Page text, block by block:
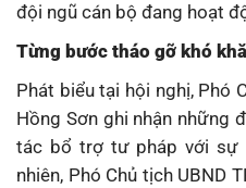
đội ngũ cán bộ đang hoạt
Từng bước tháo gỡ khó
Phát biểu tại hội nghị, Phó
Hồng Sơn ghi nhận những
tác bổ trợ tư pháp với sự
nhiên, Phó Chủ tịch UBND